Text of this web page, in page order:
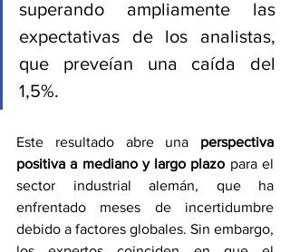
superando ampliamente las
expectativas de los analistas,
que preveían una caída del
1,5%.
Este resultado abre una perspectiva
positiva a mediano y largo plazo para el
sector industrial alemán, que ha
enfrentado meses de incertidumbre
debido a factores globales. Sin embargo,